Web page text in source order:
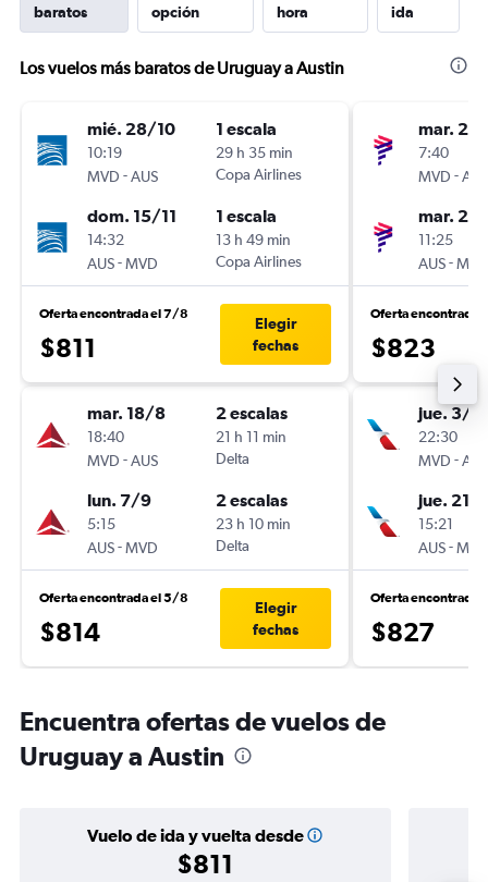
baratos
opción
hora
ida
Los vuelos más baratos de Uruguay a Austin
mié. 28/10
10:19
MVD -AUS
1 escala
29 h 35 min
Copa Airlines
dom. 15/11
14:32
AUS-MVD
1 escala
13 h 49 min
Copa Airlines
Oferta encontrada el 7/8
$811
Elegir
fechas
mar. 18/8
18:40
MVD -AUS
2 escalas
21 h 11 min
Delta
lun. 7/9
5:15
AUS-MVD
2 escalas
23 h 10 min
Delta
Oferta encontrada el 5/8
$814
Elegir
fechas
mar.
7:40
MVD -AUS
mar.
11:25
AUS-MVD
Oferta encontrada
$823
jue. 3/
22:30
MVD -AUS
jue. 21/1
15:21
AUS-MVD
Oferta encontrada
$827
Encuentra ofertas de vuelos de
Uruguay a Austin
Vuelo de ida y vuelta desde
$811